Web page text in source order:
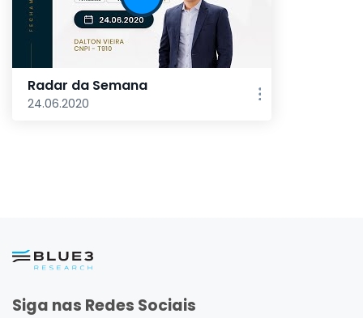
Radar da Semana
24.06.2020
Siga nas Redes Sociais